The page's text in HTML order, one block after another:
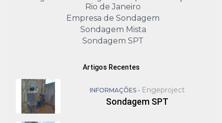
Rio de Janeiro
Empresa de Sondagem
Sondagem Mista
Sondagem SPT
Artigos Recentes
INFORMAÇÕES - Engeproject
Sondagem SPT